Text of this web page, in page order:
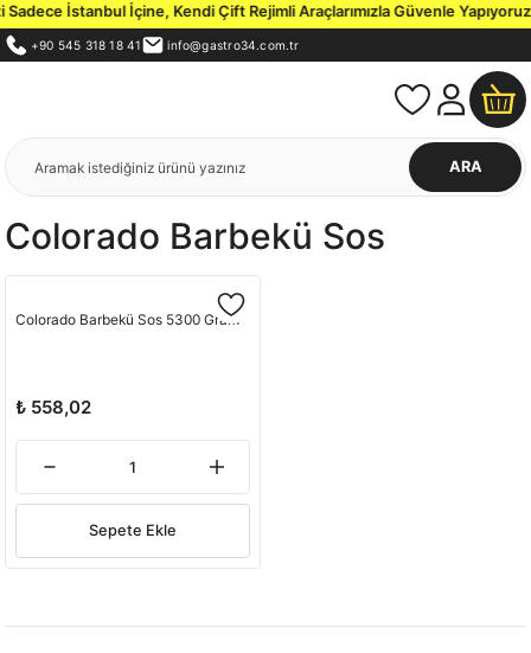
İstanbul İçine, Kendi Çift Rejimli Araçlarımızla Güvenle Yapıyoruz.
+90 545 318 18 41 info@gastro34.com.tr
ARA
Colorado Barbekü Sos
Colorado Barbekü Sos 5300 Gram
₺ 558,02
Sepete Ekle